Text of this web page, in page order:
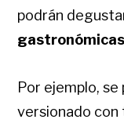
podrán
gastronómicas
Por ejemplo,
versionado con